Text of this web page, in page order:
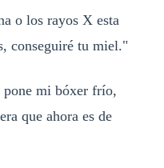
o los rayos X esta
conseguiré tu miel."
pone mi bóxer frío,
que ahora es de